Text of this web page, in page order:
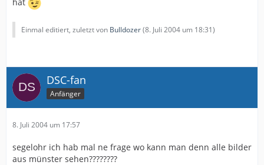
Einmal editiert, zuletzt von Bulldozer(8. Juli 2004 um 18:31)
DSC-fan
Anfänger
8. Juli 2004 um 17:57
segelohr ich hab mal ne frage wo kann man denn alle bilder
aus münster sehen????????